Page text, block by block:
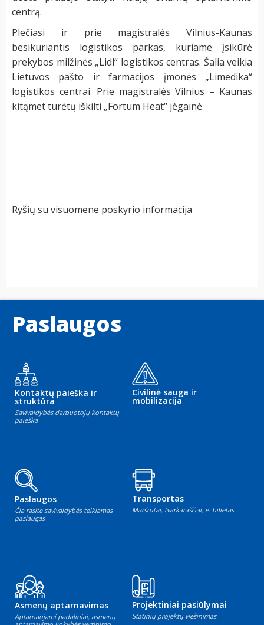
centrą.
Plečiasi ir prie magistralės Vilnius-Kaunas
besikuriantis logistikos parkas, kuriame įsikūrė
prekybos milžinės „Lidl“ logistikos centras. Šalia veikia
Lietuvos pašto ir farmacijos įmonės „Limedika“
logistikos centrai. Prie magistralės Vilnius – Kaunas
kitąmet turėtų iškilti „Fortum Heat“ jėgainė.
Ryšių su visuomene poskyrio informacija
Paslaugos
Kontaktų paieška ir
struktūra
Savivaldybės darbuotojų kontaktų
paieška
Civilinė sauga ir
mobilizacija
Paslaugos
Čia rasite savivaldybės teikiamas
paslaugas
Transportas
Maršrutai, tvarkaraščiai, e. bilietas
Asmenų aptarnavimas
Aptarnaujami padaliniai, asmenų
Projektiniai pasiūlymai
Statinių projektų viešinimas